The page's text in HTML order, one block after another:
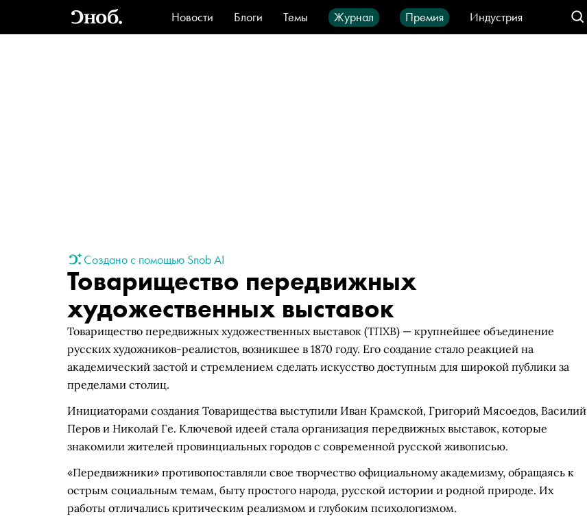
Новости Блоги Темы Журнал Премия
Индустрия
Стиль
Видео Город IT-продукты
Создано с помощью Snob AI
Товарищество передвижных
художественных выставок
Товарищество передвижных художественных выставок (ТПХВ) — крупнейшее объединение
русских художников-реалистов, возникшее в 1870 году. Его создание стало реакцией на
академический застой и стремлением сделать искусство доступным для широкой публики за
пределами столиц.
Инициаторами создания Товарищества выступили Иван Крамской, Григорий Мясоедов, Василий
Перов и Николай Ге. Ключевой идеей стала организация передвижных выставок, которые
знакомили жителей провинциальных городов с современной русской живописью.
«Передвижники» противопоставляли свое творчество официальному академизму, обращаясь к
острым социальным темам, быту простого народа, русской истории и родной природе. Их
работы отличались критическим реализмом и глубоким психологизмом.